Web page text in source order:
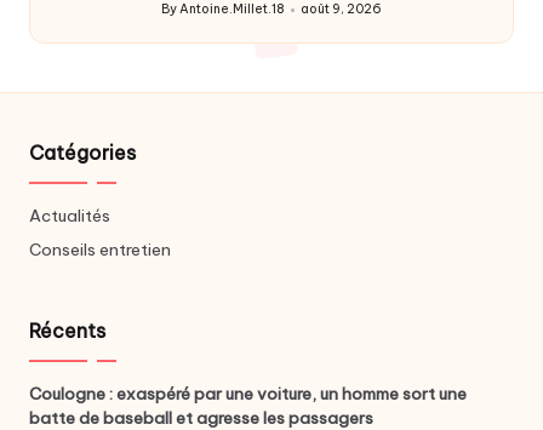
Posted
by
ByAntoine.Millet.18 août 9, 2026
Catégories
Actualités
Conseils entretien
Récents
Coulogne : exaspéré par une voiture, un homme sort une
batte de baseball et agresse les passagers